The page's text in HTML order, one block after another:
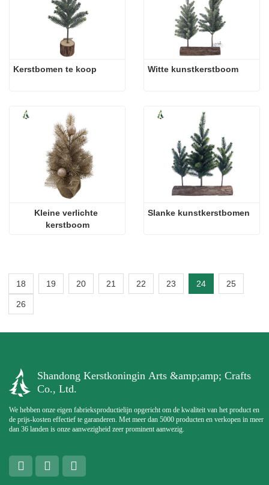
Kerstbomen te koop Witte kunstkerstboom
Kleine verlichte
kerstboom
Slanke kunstkerstbomen
18 19 20 21 22 23 24 25
26
Shandong Kerstkoningin Arts &amp;amp; Crafts
Co., Ltd.
We hebben onze eigen fabrieksproductielijn opgericht om de kwaliteit van het product en
de prijs-kosten effectief te garanderen. Met meer dan 5000 producten en verkopen in meer
dan 36 landen is onze aanwezigheid zeer prominent aanwezig.